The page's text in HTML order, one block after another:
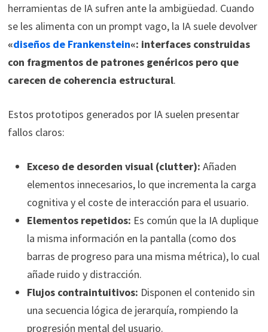
herramientas de IA sufren ante la ambigüedad. Cuando
se les alimenta con un prompt vago, la IA suele devolver
«diseños de Frankenstein«: interfaces construidas
con fragmentos de patrones genéricos pero que
carecen de coherencia estructural.
Estos prototipos generados por IA suelen presentar
fallos claros:
Exceso de desorden visual (clutter): Añaden
elementos innecesarios, lo que incrementa la carga
cognitiva y el coste de interacción para el usuario.
Elementos repetidos: Es común que la IA duplique
la misma información en la pantalla (como dos
barras de progreso para una misma métrica), lo cual
añade ruido y distracción.
Flujos contraintuitivos: Disponen el contenido sin
una secuencia lógica de jerarquía, rompiendo la
progresión mental del usuario.